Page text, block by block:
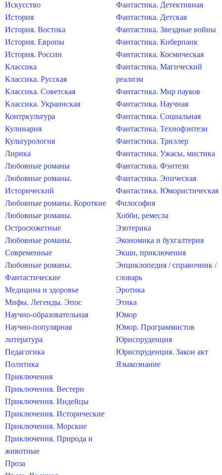
Искусство
История
История. Востока
История. Европы
История. России
Классика
Классика. Русская
Классика. Советская
Классика. Украинская
Контркультура
Кулинария
Культурология
Лирика
Любовные романы
Любовные романы.
Исторический
Любовные романы. Короткие
Любовные романы.
Остросюжетные
Любовные романы.
Современные
Любовные романы.
Фантастические
Медицина и здоровье
Мифы. Легенды. Эпос
Научно-образовательная
Научно-популярная
литература
Педагогика
Политика
Приключения
Приключения. Вестерн
Приключения. Индейцы
Приключения. Исторические
Приключения. Морские
Приключения. Природа и
животные
Проза
Фантастика. Детективная
Фантастика. Детская
Фантастика. Звездные войны
Фантастика. Киберпанк
Фантастика. Космическая
Фантастика. Магический
реализм
Фантастика. Мир пауков
Фантастика. Научная
Фантастика. Социальная
Фантастика. Технофэнтези
Фантастика. Триллер
Фантастика. Ужасы, мистика
Фантастика. Фэнтези
Фантастика. Эпическая
Фантастика. Юмористическая
Философия
Хобби, ремесла
Эзотерика
Экономика и бухгалтерия
Экшн, приключения
Энциклопедия / справочник /
словарь
Эротика
Этика
Юмор
Юмор. Программистов
Юриспруденция
Юриспруденция. Закон акт
Языкознание